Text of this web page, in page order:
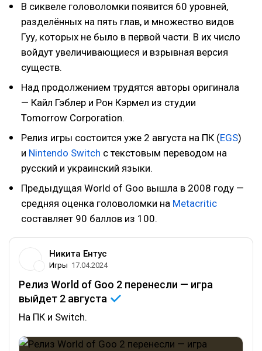
В сиквеле головоломки появится 60 уровней,
разделённых на пять глав, и множество видов
Гуу, которых не было в первой части. В их число
войдут увеличивающиеся и взрывная версия
существ.
Над продолжением трудятся авторы оригинала
— Кайл Гэблер и Рон Кэрмел из студии
Tomorrow Corporation.
Релиз игры состоится уже 2 августа на ПК (EGS)
и Nintendo Switch с текстовым переводом на
русский и украинский языки.
Предыдущая World of Goo вышла в 2008 году —
средняя оценка головоломки на Metacritic
составляет 90 баллов из 100.
Никита Ентус
Игры 17.04.2024
Релиз World of Goo 2 перенесли — игра
выйдет 2 августа
На ПК и Switch.